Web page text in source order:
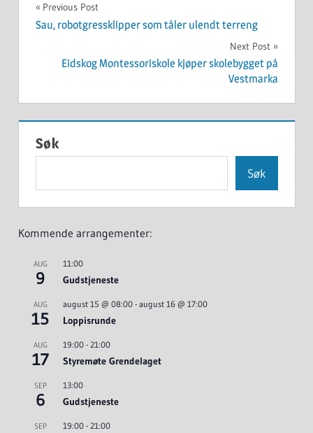
Innleggsnavigasjon
Previous Post
Sau, robotgressklipper som tåler ulendt terreng
Next Post
Eidskog Montessoriskole kjøper skolebygget på
Vestmarka
Søk
Søk
Kommende arrangementer:
AUG
9
11:00
Gudstjeneste
AUG
15
august 15 @ 08:00- august 16 @ 17:00
Loppisrunde
AUG
17
19:00- 21:00
Styremøte Grendelaget
SEP
6
13:00
Gudstjeneste
SEP 19:00- 21:00